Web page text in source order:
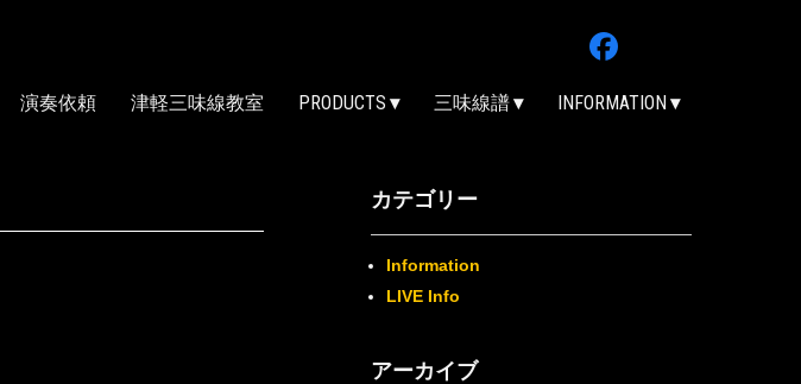
演奏依頼 津軽三味線教室 PRODUCTS 三味線譜 INFORMATION
カテゴリー
Information
LIVE Info
アーカイブ